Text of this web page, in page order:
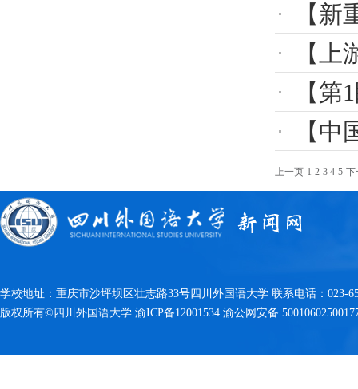
【
【上
【第
【中国
上一页 1 2 3 4 5 下
学校地址：重庆市沙坪坝区壮志路33号四川外国语大学 联系电话：023-
版权所有©四川外国语大学 渝ICP备12001534 渝公网安备